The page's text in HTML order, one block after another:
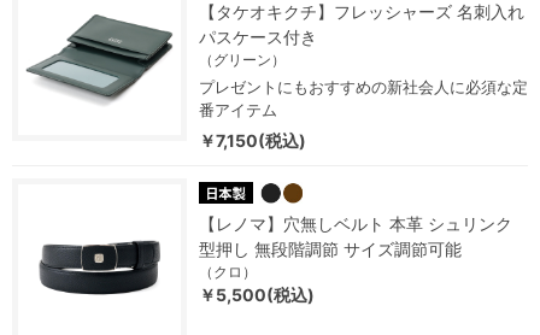
【タケオキクチ】フレッシャーズ 名刺入れ
パスケース付き
（グリーン）
プレゼントにもおすすめの新社会人に必須な定
番アイテム
￥7,150(税込)
【レノマ】穴無しベルト 本革 シュリンク
型押し 無段階調節 サイズ調節可能
（クロ）
￥5,500(税込)